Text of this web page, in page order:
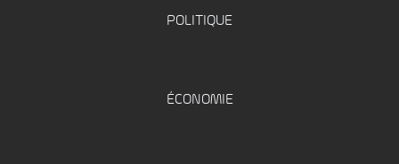
POLITIQUE
ÉCONOMIE